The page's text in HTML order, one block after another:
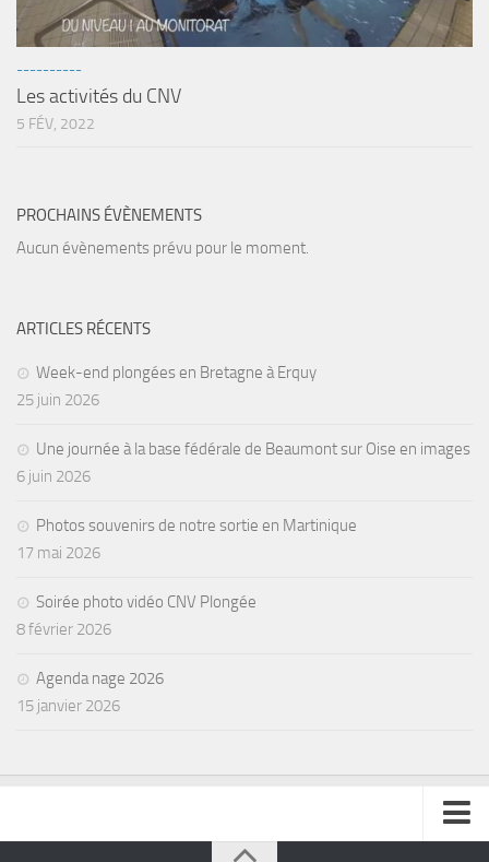
----------
Les activités du CNV
5 FÉV, 2022
PROCHAINS ÉVÈNEMENTS
Aucun évènements prévu pour le moment.
ARTICLES RÉCENTS
Week-end plongées en Bretagne à Erquy
25 juin 2026
Une journée à la base fédérale de Beaumont sur Oise en images
6 juin 2026
Photos souvenirs de notre sortie en Martinique
17 mai 2026
Soirée photo vidéo CNV Plongée
8 février 2026
Agenda nage 2026
15 janvier 2026